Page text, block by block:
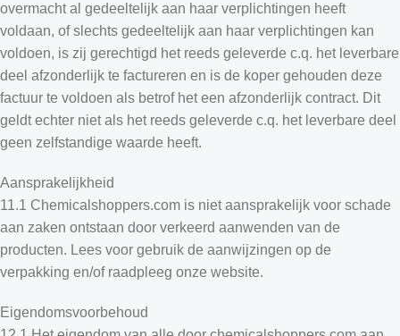
overmacht al gedeeltelijk aan haar verplichtingen heeft
voldaan, of slechts gedeeltelijk aan haar verplichtingen kan
voldoen, is zij gerechtigd het reeds geleverde c.q. het leverbare
deel afzonderlijk te factureren en is de koper gehouden deze
factuur te voldoen als betrof het een afzonderlijk contract. Dit
geldt echter niet als het reeds geleverde c.q. het leverbare deel
geen zelfstandige waarde heeft.
Aansprakelijkheid
11.1 Chemicalshoppers.com is niet aansprakelijk voor schade
aan zaken ontstaan ​​door verkeerd aanwenden van de
producten. Lees voor gebruik de aanwijzingen op de
verpakking en/of raadpleeg onze website.
Eigendomsvoorbehoud